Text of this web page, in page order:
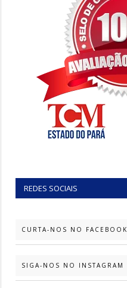
REDES SOCIAIS
CURTA-NOS NO FACEBOOK
SIGA-NOS NO INSTAGRAM